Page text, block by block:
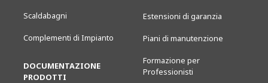
Scaldabagni
Complementi di Impianto
DOCUMENTAZIONE
PRODOTTI
Estensioni di garanzia
Piani di manutenzione
Formazione per
Professionisti